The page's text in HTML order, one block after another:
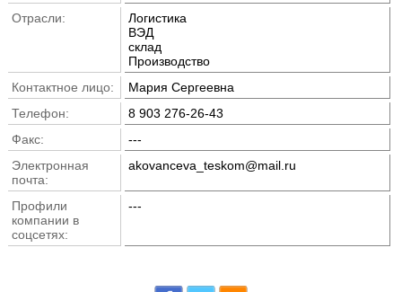
Отрасли:
Логистика
ВЭД
склад
Производство
Контактное лицо:
Мария Сергеевна
Телефон:
8 903 276-26-43
Факс:
---
Электронная
почта:
akovanceva_teskom@mail.ru
Профили
компании в
соцсетях:
---